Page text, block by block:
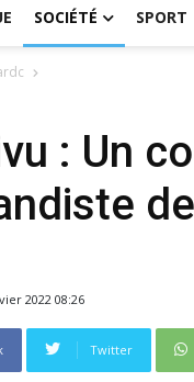
SOCIÉTÉ SPORT
: Un
2022 08:26
Twitter